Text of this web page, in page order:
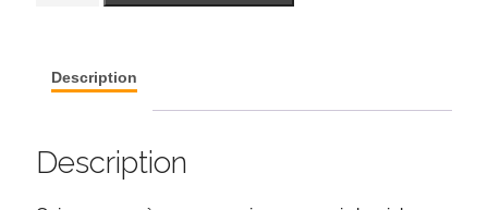
masques
Description
Description